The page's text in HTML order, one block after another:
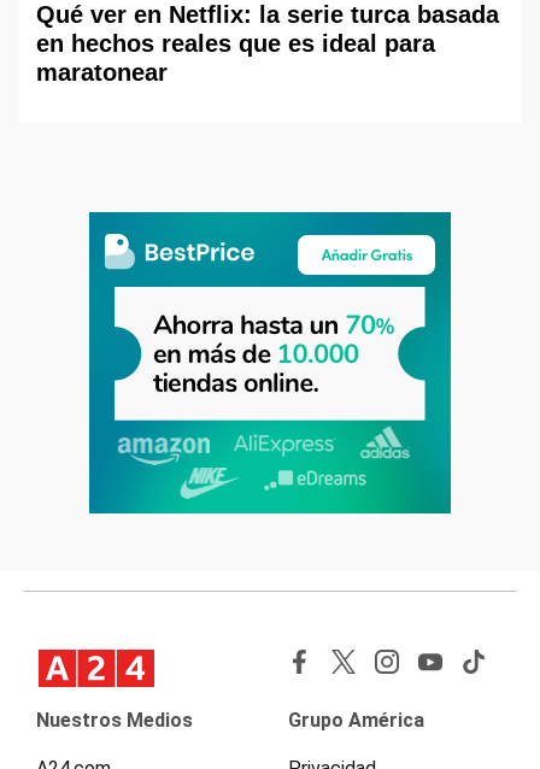
Qué ver en Netflix: la serie turca basada
en hechos reales que es ideal para
maratonear
Nuestros Medios Grupo América